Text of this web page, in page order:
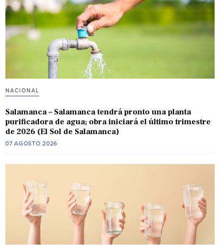
NACIONAL
Salamanca – Salamanca tendrá pronto una planta
purificadora de agua; obra iniciará el último trimestre
de 2026 (El Sol de Salamanca)
07 AGOSTO 2026